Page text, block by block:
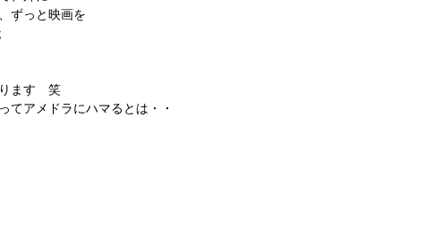
ずっと映画を
ます　笑
てアメドラにハマるとは・・